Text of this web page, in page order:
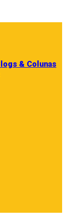
& Colunas